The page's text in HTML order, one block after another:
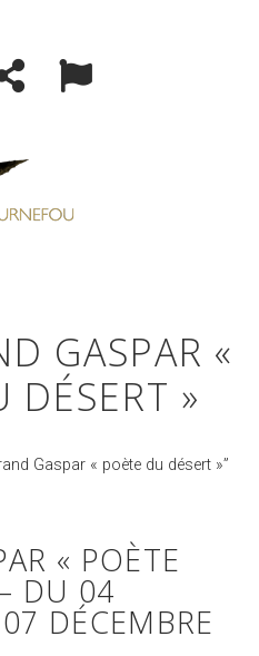
GASPAR «
DÉSERT »
Gaspar « poète du désert »”
« POÈTE
DU 04
DÉCEMBRE